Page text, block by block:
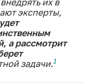
эксперты,
а рассмотрит
задачи.1